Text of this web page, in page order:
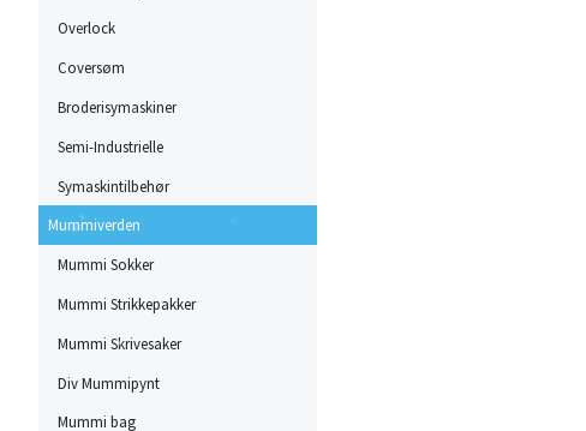
Overlock
Coversøm
Broderisymaskiner
Semi-Industrielle
Symaskintilbehør
Mummiverden
Mummi Sokker
Mummi Strikkepakker
Mummi Skrivesaker
Div Mummipynt
Mummi bag